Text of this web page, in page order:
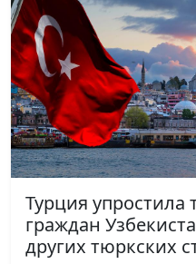
Турция упростила
граждан
других тюркских